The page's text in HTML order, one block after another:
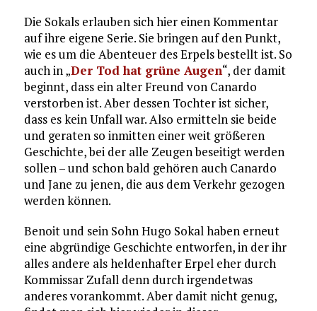
Die Sokals erlauben sich hier einen Kommentar
auf ihre eigene Serie. Sie bringen auf den Punkt,
wie es um die Abenteuer des Erpels bestellt ist. So
auch in „Der Tod hat grüne Augen“, der damit
beginnt, dass ein alter Freund von Canardo
verstorben ist. Aber dessen Tochter ist sicher,
dass es kein Unfall war. Also ermitteln sie beide
und geraten so inmitten einer weit größeren
Geschichte, bei der alle Zeugen beseitigt werden
sollen – und schon bald gehören auch Canardo
und Jane zu jenen, die aus dem Verkehr gezogen
werden können.
Benoit und sein Sohn Hugo Sokal haben erneut
eine abgründige Geschichte entworfen, in der ihr
alles andere als heldenhafter Erpel eher durch
Kommissar Zufall denn durch irgendetwas
anderes vorankommt. Aber damit nicht genug,